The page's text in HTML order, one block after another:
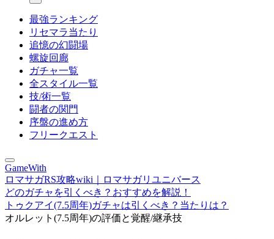
最強ランキング
リセマラ当たり
追憶の幻闘場
螺旋回廊
ガチャ一覧
全スタイル一覧
技/術一覧
闘者の関門
序盤の進め方
フリークエスト
GameWith
ロマサガRS攻略wiki｜ロマサガリユニバース
どのガチャを引くべき？おすすめを解説！
トゥクアイ(7.5周年)ガチャは引くべき？当たりは？
オルレット(7.5周年)の評価と覚醒/継承技